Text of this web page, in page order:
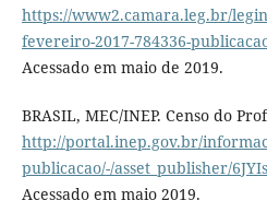
https://www2.camara.leg.br/
fevereiro-2017-784336-
Acessado em maio de 2019.
BRASIL, MEC/INEP. Censo do
http://portal.inep.gov.br/
publicacao/-/asset_publisher/
Acessado em maio 2019.